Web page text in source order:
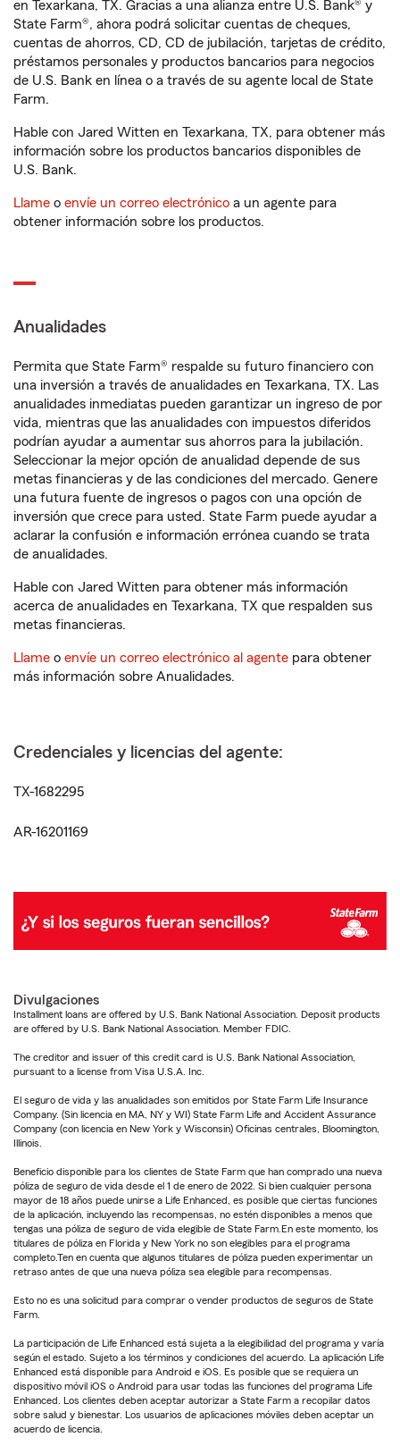
en Texarkana, TX. Gracias a una alianza entre U.S. Bank® y
State Farm®, ahora podrá solicitar cuentas de cheques,
cuentas de ahorros, CD, CD de jubilación, tarjetas de crédito,
préstamos personales y productos bancarios para negocios
de U.S. Bank en línea o a través de su agente local de State
Farm.
Hable con Jared Witten en Texarkana, TX, para obtener más
información sobre los productos bancarios disponibles de
U.S. Bank.
Llame o envíe un correo electrónico a un agente para
obtener información sobre los productos.
Anualidades
Permita que State Farm® respalde su futuro financiero con
una inversión a través de anualidades en Texarkana, TX. Las
anualidades inmediatas pueden garantizar un ingreso de por
vida, mientras que las anualidades con impuestos diferidos
podrían ayudar a aumentar sus ahorros para la jubilación.
Seleccionar la mejor opción de anualidad depende de sus
metas financieras y de las condiciones del mercado. Genere
una futura fuente de ingresos o pagos con una opción de
inversión que crece para usted. State Farm puede ayudar a
aclarar la confusión e información errónea cuando se trata
de anualidades.
Hable con Jared Witten para obtener más información
acerca de anualidades en Texarkana, TX que respalden sus
metas financieras.
Llame o envíe un correo electrónico al agente para obtener
más información sobre Anualidades.
Credenciales y licencias del agente:
TX-1682295
AR-16201169
Divulgaciones
Installment loans are offered by U.S. Bank National Association. Deposit products
are offered by U.S. Bank National Association. Member FDIC.
The creditor and issuer of this credit card is U.S. Bank National Association,
pursuant to a license from Visa U.S.A. Inc.
El seguro de vida y las anualidades son emitidos por State Farm Life Insurance
Company. (Sin licencia en MA, NY y WI) State Farm Life and Accident Assurance
Company (con licencia en New York y Wisconsin) Oficinas centrales, Bloomington,
Illinois.
Beneficio disponible para los clientes de State Farm que han comprado una nueva
póliza de seguro de vida desde el 1 de enero de 2022. Si bien cualquier persona
mayor de 18 años puede unirse a Life Enhanced, es posible que ciertas funciones
de la aplicación, incluyendo las recompensas, no estén disponibles a menos que
tengas una póliza de seguro de vida elegible de State Farm.En este momento, los
titulares de póliza en Florida y New York no son elegibles para el programa
completo.Ten en cuenta que algunos titulares de póliza pueden experimentar un
retraso antes de que una nueva póliza sea elegible para recompensas.
Esto no es una solicitud para comprar o vender productos de seguros de State
Farm.
La participación de Life Enhanced está sujeta a la elegibilidad del programa y varía
según el estado. Sujeto a los términos y condiciones del acuerdo. La aplicación Life
Enhanced está disponible para Android e iOS. Es posible que se requiera un
dispositivo móvil iOS o Android para usar todas las funciones del programa Life
Enhanced. Los clientes deben aceptar autorizar a State Farm a recopilar datos
sobre salud y bienestar. Los usuarios de aplicaciones móviles deben aceptar un
acuerdo de licencia.